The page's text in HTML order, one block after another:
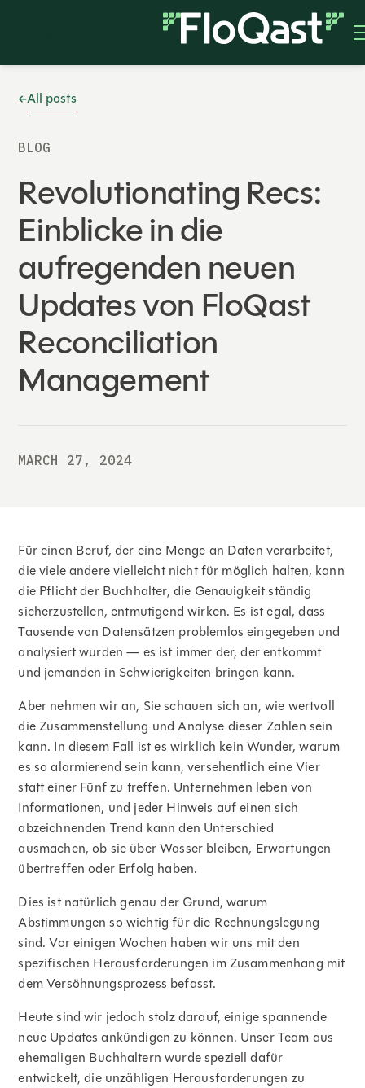
All posts
BLOG
Revolutionating Recs:
Einblicke in die
aufregenden neuen
Updates von FloQast
Reconciliation
Management
MARCH 27, 2024
Für einen Beruf, der eine Menge an Daten verarbeitet,
die viele andere vielleicht nicht für möglich halten, kann
die Pflicht der Buchhalter, die Genauigkeit ständig
sicherzustellen, entmutigend wirken. Es ist egal, dass
Tausende von Datensätzen problemlos eingegeben und
analysiert wurden — es ist immer der, der entkommt
und jemanden in Schwierigkeiten bringen kann.
Aber nehmen wir an, Sie schauen sich an, wie wertvoll
die Zusammenstellung und Analyse dieser Zahlen sein
kann. In diesem Fall ist es wirklich kein Wunder, warum
es so alarmierend sein kann, versehentlich eine Vier
statt einer Fünf zu treffen. Unternehmen leben von
Informationen, und jeder Hinweis auf einen sich
abzeichnenden Trend kann den Unterschied
ausmachen, ob sie über Wasser bleiben, Erwartungen
übertreffen oder Erfolg haben.
Dies ist natürlich genau der Grund, warum
Abstimmungen so wichtig für die Rechnungslegung
sind. Vor einigen Wochen haben wir uns mit den
spezifischen Herausforderungen im Zusammenhang mit
dem Versöhnungsprozess befasst.
Heute sind wir jedoch stolz darauf, einige spannende
neue Updates ankündigen zu können. Unser Team aus
ehemaligen Buchhaltern wurde speziell dafür
entwickelt, die unzähligen Herausforderungen zu